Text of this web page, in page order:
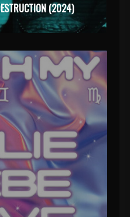
(2024)